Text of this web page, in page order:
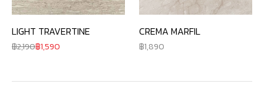
LIGHT TRAVERTINE
2,190 1,590
CREMA MARFIL
1,890